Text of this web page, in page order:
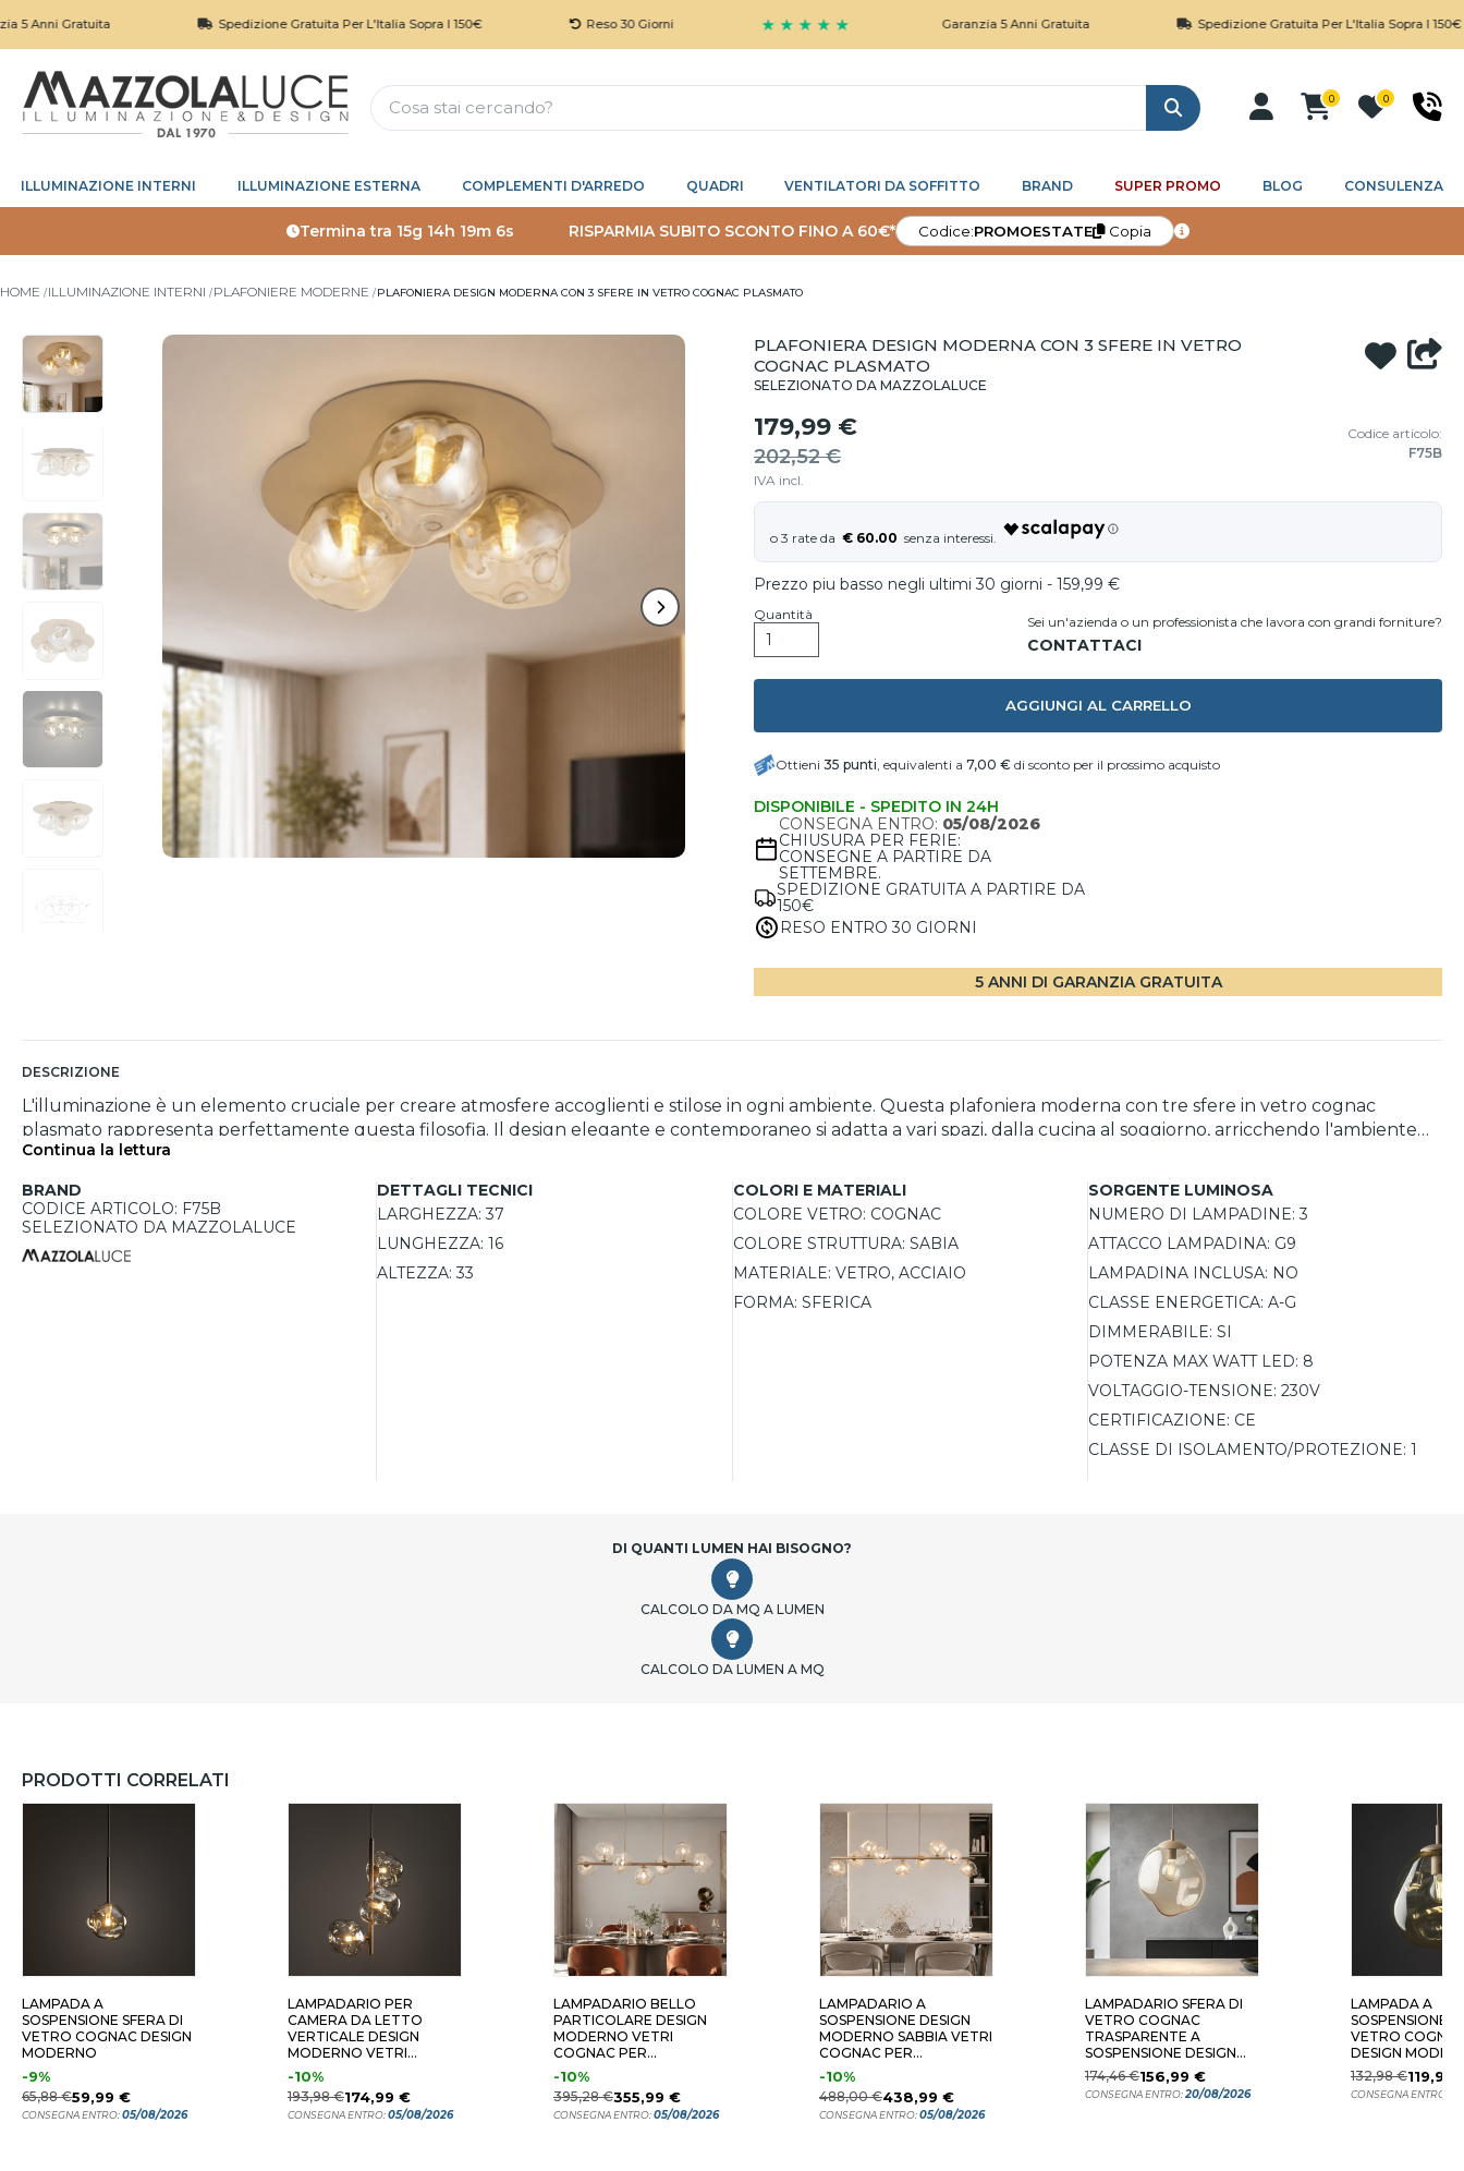
Gratuita Spedizione Gratuita Per L'Italia Sopra I 150€ Reso 30 Giorni ★ ★ ★ ★ ★ Garanzia 5 Anni Gratuita Spedizione Gratuita Per L'Italia Sopra I 150€
Cerca
0 0
ILLUMINAZIONE INTERNI ILLUMINAZIONE ESTERNA COMPLEMENTI D'ARREDO QUADRI VENTILATORI DA SOFFITTO BRAND SUPER PROMO BLOG CONSULENZA
Termina tra 15g 14h 19m 5s RISPARMIA SUBITO SCONTO FINO A 60€* Codice:PROMOESTATE Copia
HOME ILLUMINAZIONE INTERNI PLAFONIERE MODERNE PLAFONIERA DESIGN MODERNA CON 3 SFERE IN VETRO COGNAC PLASMATO
PLAFONIERA DESIGN MODERNA CON 3 SFERE IN VETRO
COGNAC PLASMATO
SELEZIONATO DA MAZZOLALUCE
179,99 €
202,52 €
IVA incl.
Codice articolo:
F75B
€ 60.00
Prezzo piu basso negli ultimi 30 giorni - 159,99 €
Quantità Sei un'azienda o un professionista che lavora con grandi forniture?
AGGIUNGI AL CARRELLO
Ottieni 35 punti, equivalenti a 7,00 € di sconto per il prossimo acquisto
DISPONIBILE - SPEDITO IN 24H
CONSEGNA ENTRO: 05/08/2026
CHIUSURA PER FERIE:
CONSEGNE A PARTIRE DA
SETTEMBRE.
SPEDIZIONE GRATUITA A PARTIRE DA
150€
RESO ENTRO 30 GIORNI
5 ANNI DI GARANZIA GRATUITA
DESCRIZIONE
L'illuminazione è un elemento cruciale per creare atmosfere accoglienti e stilose in ogni ambiente. Questa plafoniera moderna con tre sfere in vetro cognac
plasmato rappresenta perfettamente questa filosofia. Il design elegante e contemporaneo si adatta a vari spazi, dalla cucina al soggiorno, arricchendo l'ambiente
con la sua luce calda e avvolgente. La struttura realizzata in acciaio verniciato offre robustezza, mentre le sfere in vetro trasparente conferiscono un tocco di
raffinatezza. Con un massimo di 8W per lampadina e la possibilità di dimmerare l’illuminazione, questa plafoniera permette di personalizzare l'intensità luminosa in
base alle esigenze. È perfetta per chi cerca un’illuminazione funzionale senza rinunciare allo stile.
Continua la lettura
BRAND
CODICE ARTICOLO: F75B
SELEZIONATO DA MAZZOLALUCE
DETTAGLI TECNICI
LARGHEZZA: 37
LUNGHEZZA: 16
ALTEZZA: 33
COLORI E MATERIALI
COLORE VETRO: COGNAC
COLORE STRUTTURA: SABIA
MATERIALE: VETRO, ACCIAIO
FORMA: SFERICA
SORGENTE LUMINOSA
NUMERO DI LAMPADINE: 3
ATTACCO LAMPADINA: G9
LAMPADINA INCLUSA: NO
CLASSE ENERGETICA: A-G
DIMMERABILE: SI
POTENZA MAX WATT LED: 8
VOLTAGGIO-TENSIONE: 230V
CERTIFICAZIONE: CE
CLASSE DI ISOLAMENTO/PROTEZIONE: 1
DI QUANTI LUMEN HAI BISOGNO?
CALCOLO DA MQ A LUMEN
CALCOLO DA LUMEN A MQ
PRODOTTI CORRELATI
LAMPADA A
SOSPENSIONE SFERA DI
VETRO COGNAC DESIGN
MODERNO
-9%
65,88 €59,99 €
CONSEGNA ENTRO:05/08/2026
LAMPADARIO PER
CAMERA DA LETTO
VERTICALE DESIGN
MODERNO VETRI
COGNAC
-10%
193,98 €174,99 €
CONSEGNA ENTRO:05/08/2026
LAMPADARIO BELLO
PARTICOLARE DESIGN
MODERNO VETRI
COGNAC PER
SOGGIORNO
-10%
395,28 €355,99 €
CONSEGNA ENTRO:05/08/2026
LAMPADARIO A
SOSPENSIONE DESIGN
MODERNO SABBIA VETRI
COGNAC PER
SOGGIORNO
-10%
488,00 €438,99 €
CONSEGNA ENTRO:05/08/2026
LAMPADARIO SFERA DI
VETRO COGNAC
TRASPARENTE A
SOSPENSIONE DESIGN
MODERNO
174,46 €156,99 €
CONSEGNA ENTRO:20/08/2026
LAMPADA A
SOSPENSIONE
VETRO
DESIGN
132,98 €119,99
CONSEGNA ENTRO: